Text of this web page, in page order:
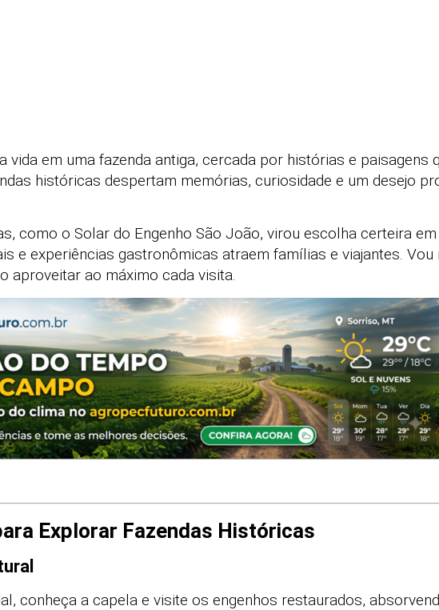
vida em uma fazenda antiga, cercada por histórias e paisagens
históricas despertam memórias, curiosidade e um desejo
como o Solar do Engenho São João, virou escolha certeira
e experiências gastronômicas atraem famílias e viajantes.
aproveitar ao máximo cada visita.
Explorar Fazendas Históricas
conheça a capela e visite os engenhos restaurados,